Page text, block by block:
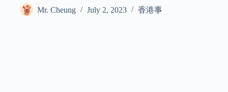
Mr. Cheung July 2, 2023 香港事